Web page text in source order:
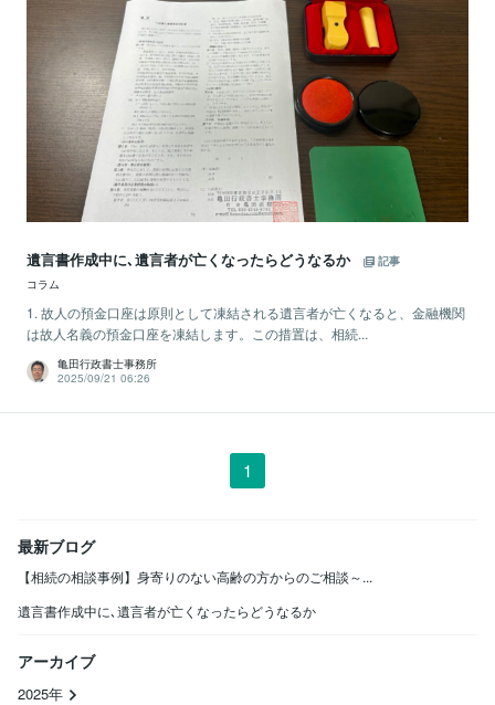
遺言書作成中に､遺言者が亡くなったらどうなるか
記事
コラム
1. 故人の預金口座は原則として凍結される遺言者が亡くなると、金融機関
は故人名義の預金口座を凍結します。この措置は、相続...
亀田行政書士事務所
2025/09/21 06:26
1
最新ブログ
【相続の相談事例】身寄りのない高齢の方からのご相談～...
遺言書作成中に､遺言者が亡くなったらどうなるか
アーカイブ
2025年